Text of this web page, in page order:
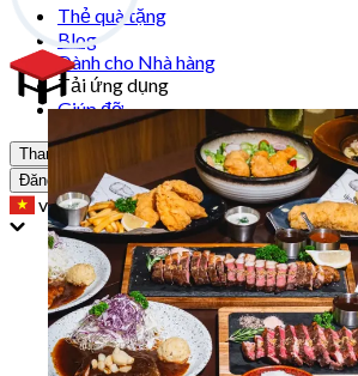
Thẻ quà tặng
Blog
Dành cho Nhà hàng
Tải ứng dụng
Giúp đỡ
Tham gia
Đăng Nhập
vn